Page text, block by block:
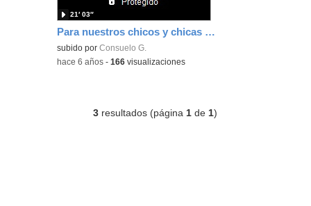
Para nuestros chicos y chicas de 3º - CEIP PABLO PICASSO MADRID
subido porConsuelo G.
21′ 03″
-hace 6 años -166 visualizaciones
3 resultados (página 1 de 1)